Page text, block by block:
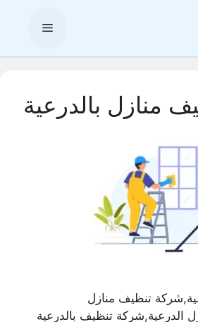
القائمة
منازل بالدرعية
تنظيف منازل
الدرعية,شركة تنظيف بالدرعية